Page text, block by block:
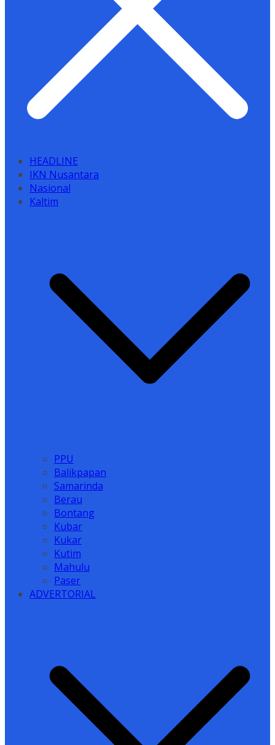
HEADLINE
IKN Nusantara
Nasional
Kaltim
PPU
Balikpapan
Samarinda
Berau
Bontang
Kubar
Kukar
Kutim
Mahulu
Paser
ADVERTORIAL